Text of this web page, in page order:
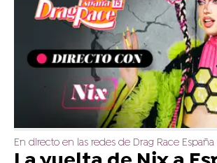
En directo en las redes de Drag Race España